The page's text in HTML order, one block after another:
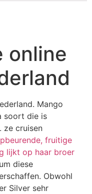
online
Mango
soort die is
ze cruisen
fruitige
lijkt op haar broer
diese
Obwohl
Silver sehr